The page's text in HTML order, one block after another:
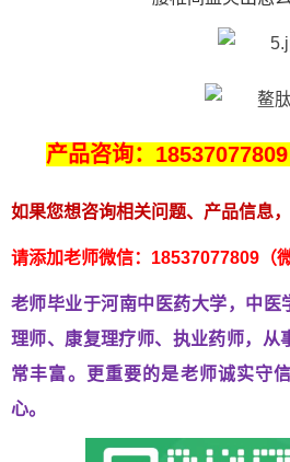
产品咨询：18537077809
如果您想咨询相关问题、产品信息，
请添加老师微信：18537077809（微
老师毕业于河南中医药大学，中医
理师、 康复理疗师、执业药师，从
常丰富。
更重要的是老师诚实守
心。